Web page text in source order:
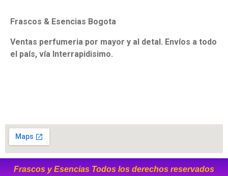
Frascos & Esencias Bogota
Ventas perfumeria por mayor y al detal. Envíos a todo
el país, vía Interrapidisimo.
Frascos y Esencias Todos los derechos reservados